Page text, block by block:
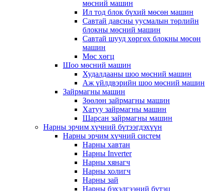
мөсний машин
Ил тод блок бүхий мөсөн машин
Савтай давсны уусмалын төрлийн
блокны мөсний машин
Савтай шууд хөргөх блокны мөсөн
машин
Мөс хөгц
Шоо мөсний машин
Худалдааны шоо мөсний машин
Аж үйлдвэрийн шоо мөсний машин
Зайрмагны машин
Зөөлөн зайрмагны машин
Хатуу зайрмагны машин
Шарсан зайрмагны машин
Нарны эрчим хүчний бүтээгдэхүүн
Нарны эрчим хүчний систем
Нарны хавтан
Нарны Inverter
Нарны хянагч
Нарны холигч
Нарны зай
Нарны бэхэлгээний бүтэц